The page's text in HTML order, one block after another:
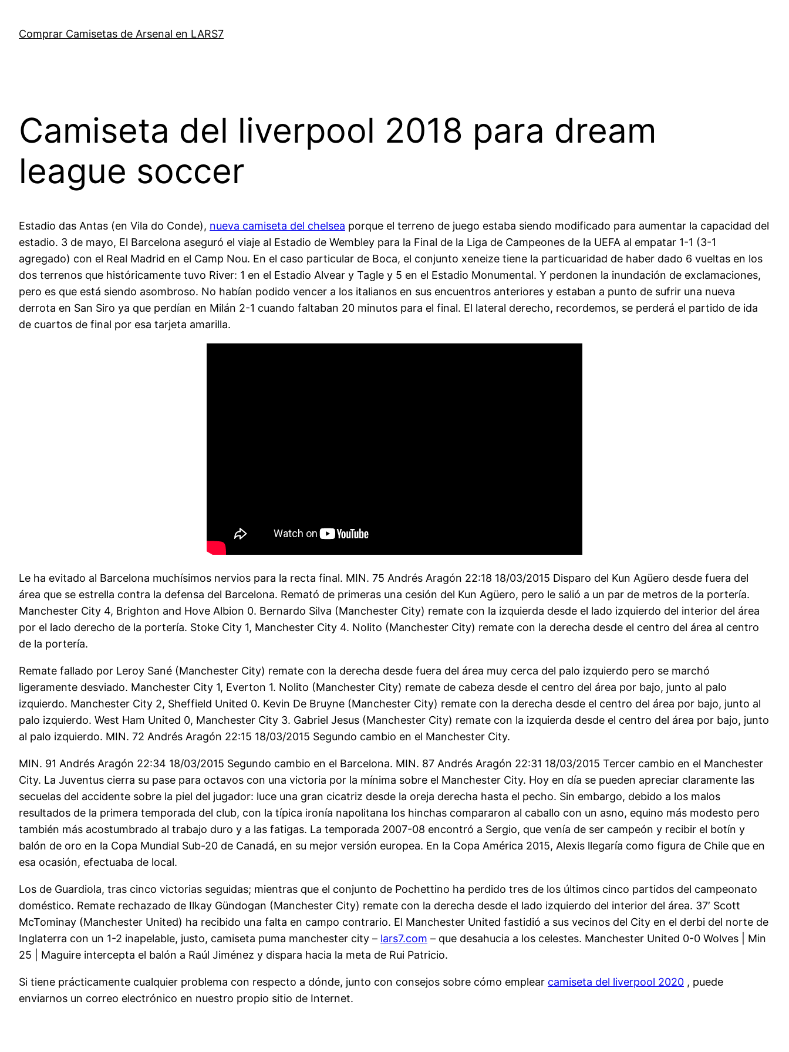
contenido
Comprar Camisetas de Arsenal en LARS7
Camiseta del liverpool 2018 para dream
league soccer
Estadio das Antas (en Vila do Conde), nueva camiseta del chelsea porque el terreno de juego estaba siendo modificado para aumentar la capacidad del
estadio. 3 de mayo, El Barcelona aseguró el viaje al Estadio de Wembley para la Final de la Liga de Campeones de la UEFA al empatar 1-1 (3-1
agregado) con el Real Madrid en el Camp Nou. En el caso particular de Boca, el conjunto xeneize tiene la particuaridad de haber dado 6 vueltas en los
dos terrenos que históricamente tuvo River: 1 en el Estadio Alvear y Tagle y 5 en el Estadio Monumental. Y perdonen la inundación de exclamaciones,
pero es que está siendo asombroso. No habían podido vencer a los italianos en sus encuentros anteriores y estaban a punto de sufrir una nueva
derrota en San Siro ya que perdían en Milán 2-1 cuando faltaban 20 minutos para el final. El lateral derecho, recordemos, se perderá el partido de ida
de cuartos de final por esa tarjeta amarilla.
Le ha evitado al Barcelona muchísimos nervios para la recta final. MIN. 75 Andrés Aragón 22:18 18/03/2015 Disparo del Kun Agüero desde fuera del
área que se estrella contra la defensa del Barcelona. Remató de primeras una cesión del Kun Agüero, pero le salió a un par de metros de la portería.
Manchester City 4, Brighton and Hove Albion 0. Bernardo Silva (Manchester City) remate con la izquierda desde el lado izquierdo del interior del área
por el lado derecho de la portería. Stoke City 1, Manchester City 4. Nolito (Manchester City) remate con la derecha desde el centro del área al centro
de la portería.
Remate fallado por Leroy Sané (Manchester City) remate con la derecha desde fuera del área muy cerca del palo izquierdo pero se marchó
ligeramente desviado. Manchester City 1, Everton 1. Nolito (Manchester City) remate de cabeza desde el centro del área por bajo, junto al palo
izquierdo. Manchester City 2, Sheffield United 0. Kevin De Bruyne (Manchester City) remate con la derecha desde el centro del área por bajo, junto al
palo izquierdo. West Ham United 0, Manchester City 3. Gabriel Jesus (Manchester City) remate con la izquierda desde el centro del área por bajo, junto
al palo izquierdo. MIN. 72 Andrés Aragón 22:15 18/03/2015 Segundo cambio en el Manchester City.
MIN. 91 Andrés Aragón 22:34 18/03/2015 Segundo cambio en el Barcelona. MIN. 87 Andrés Aragón 22:31 18/03/2015 Tercer cambio en el Manchester
City. La Juventus cierra su pase para octavos con una victoria por la mínima sobre el Manchester City. Hoy en día se pueden apreciar claramente las
secuelas del accidente sobre la piel del jugador: luce una gran cicatriz desde la oreja derecha hasta el pecho. Sin embargo, debido a los malos
resultados de la primera temporada del club, con la típica ironía napolitana los hinchas compararon al caballo con un asno, equino más modesto pero
también más acostumbrado al trabajo duro y a las fatigas. La temporada 2007-08 encontró a Sergio, que venía de ser campeón y recibir el botín y
balón de oro en la Copa Mundial Sub-20 de Canadá, en su mejor versión europea. En la Copa América 2015, Alexis llegaría como figura de Chile que en
esa ocasión, efectuaba de local.
Los de Guardiola, tras cinco victorias seguidas; mientras que el conjunto de Pochettino ha perdido tres de los últimos cinco partidos del campeonato
doméstico. Remate rechazado de Ilkay Gündogan (Manchester City) remate con la derecha desde el lado izquierdo del interior del área. 37′ Scott
McTominay (Manchester United) ha recibido una falta en campo contrario. El Manchester United fastidió a sus vecinos del City en el derbi del norte de
Inglaterra con un 1-2 inapelable, justo, camiseta puma manchester city – lars7.com – que desahucia a los celestes. Manchester United 0-0 Wolves | Min
25 | Maguire intercepta el balón a Raúl Jiménez y dispara hacia la meta de Rui Patricio.
Si tiene prácticamente cualquier problema con respecto a dónde, junto con consejos sobre cómo emplear camiseta del liverpool 2020 , puede
enviarnos un correo electrónico en nuestro propio sitio de Internet.